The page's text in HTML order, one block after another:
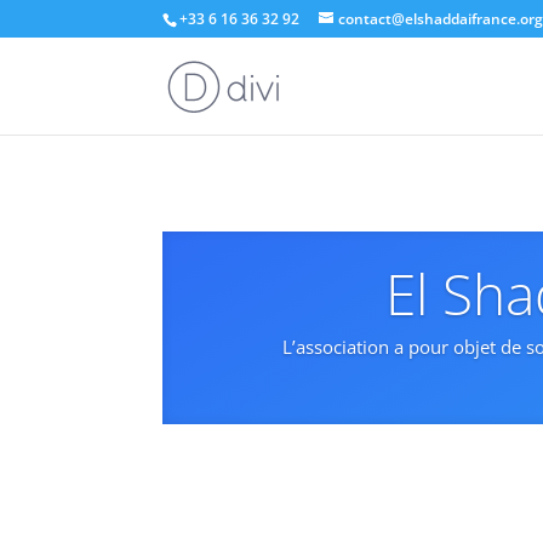
+33 6 16 36 32 92 contact@elshaddaifrance.org
El
L’association a pour objet de